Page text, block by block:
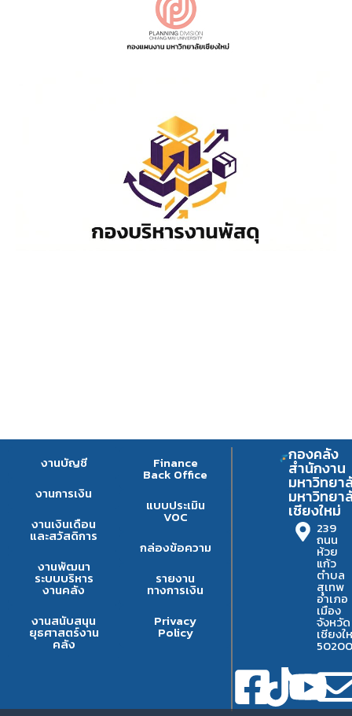
งานบัญชี
งานการเงิน
งานเงินเดือน
และสวัสดิการ
งานพัฒนา
ระบบบริหาร
งานคลัง
งานสนับสนุน
ยุธศาสตร์งาน
คลัง
Finance
Back Office
แบบประเมิน
VOC
กล่องข้อความ
รายงาน
ทางการเงิน
Privacy
Policy
กองคลัง
สำนักงาน
มหาวิทยา
มหาวิทยา
เชียงใหม่
239
ถนน
ห้วย
แก้ว
ตำบล
สุเทพ
อำเภอ
เมือง
จังหวัด
เชียงใ
50200